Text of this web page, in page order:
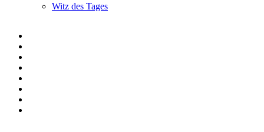
Witz des Tages